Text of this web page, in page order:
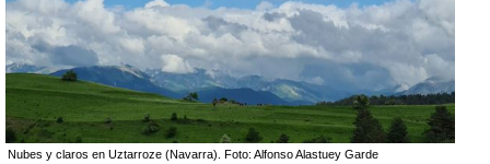
Nubes y claros en Uztarroze (Navarra). Foto: Alfonso Alastuey Garde